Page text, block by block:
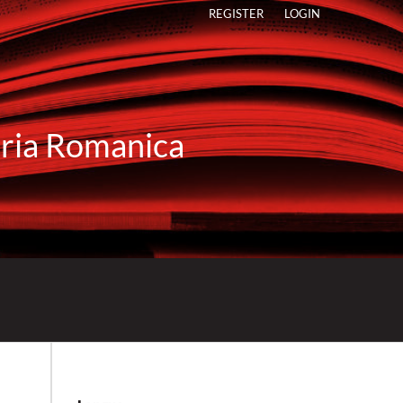
Romanica
REGISTER LOGIN